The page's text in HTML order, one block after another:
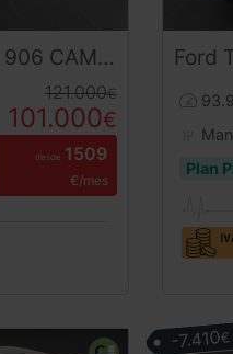
906 CAMPER 4X4
121.000€
101.000€
desde 1509
€/mes
Ford
Plan
-7.410€